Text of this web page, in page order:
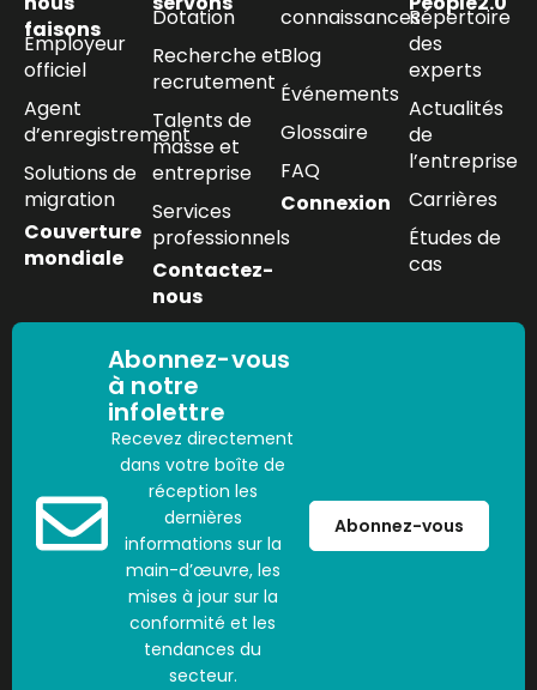
faisons
Employeur
officiel
Agent
d’enregistrement
Solutions de
migration
Couverture
mondiale
Dotation
Recherche et
recrutement
Talents de
masse et
entreprise
Services
professionnels
Contactez-
nous
connaissances
Blog
Événements
Glossaire
FAQ
Connexion
Répertoire
des
experts
Actualités
de
l’entreprise
Carrières
Études de
cas
Abonnez-vous
à notre
infolettre
Recevez directement
dans votre boîte de
réception les
dernières
informations sur la
main-d’œuvre, les
mises à jour sur la
conformité et les
tendances du
secteur.
Abonnez-vous